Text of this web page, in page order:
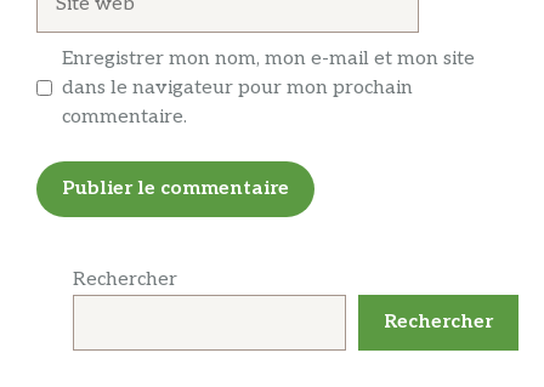
Enregistrer mon nom, mon e-mail et mon site
dans le navigateur pour mon prochain
commentaire.
Rechercher
Rechercher